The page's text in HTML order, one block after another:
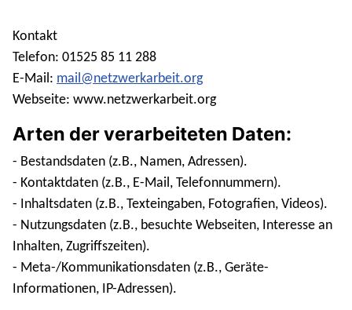
Kontakt
Telefon: 01525 85 11 288
E-Mail: mail@netzwerkarbeit.org
Webseite: www.netzwerkarbeit.org
Arten der verarbeiteten Daten:
- Bestandsdaten (z.B., Namen, Adressen).
- Kontaktdaten (z.B., E-Mail, Telefonnummern).
- Inhaltsdaten (z.B., Texteingaben, Fotografien, Videos).
- Nutzungsdaten (z.B., besuchte Webseiten, Interesse an
Inhalten, Zugriffszeiten).
- Meta-/Kommunikationsdaten (z.B., Geräte-
Informationen, IP-Adressen).